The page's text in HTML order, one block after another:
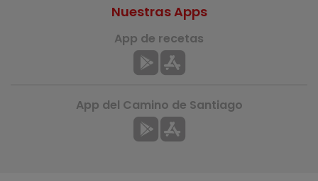
Nuestras Apps
App de recetas
App del Camino de Santiago